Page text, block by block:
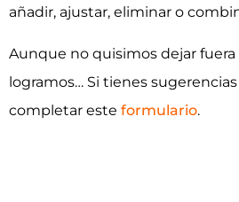
añadir, ajustar, eliminar o
Aunque no quisimos dejar
logramos… Si tienes
completar este formulario.